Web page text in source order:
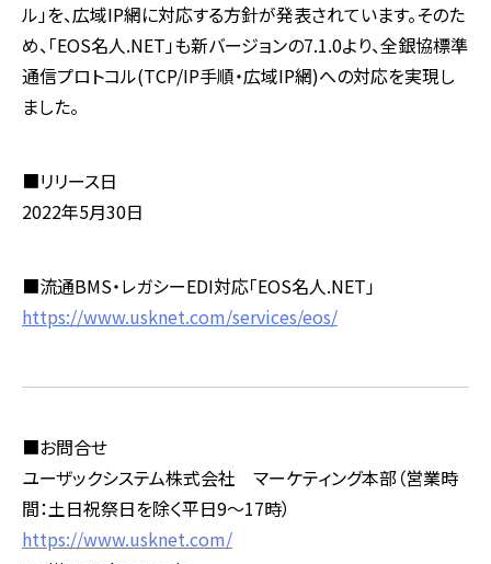
ル」を、広域IP網に対応する方針が発表されています。そのた
め、「EOS名人.NET」も新バージョンの7.1.0より、全銀協標準
通信プロトコル(TCP/IP手順・広域IP網)への対応を実現し
ました。
■リリース日
2022年5月30日
■流通BMS・レガシーEDI対応「EOS名人.NET」
https://www.usknet.com/services/eos/
■お問合せ
ユーザックシステム株式会社 マーケティング本部（営業時
間：土日祝祭日を除く平日9～17時）
https://www.usknet.com/